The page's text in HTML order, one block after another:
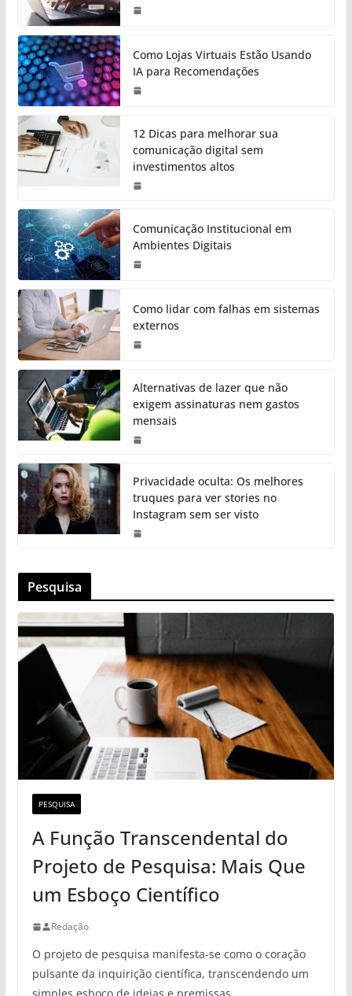
Como Lojas Virtuais Estão Usando
IA para Recomendações
12 Dicas para melhorar sua
comunicação digital sem
investimentos altos
Comunicação Institucional em
Ambientes Digitais
Como lidar com falhas em sistemas
externos
Alternativas de lazer que não
exigem assinaturas nem gastos
mensais
Privacidade oculta: Os melhores
truques para ver stories no
Instagram sem ser visto
Pesquisa
PESQUISA
A Função Transcendental do
Projeto de Pesquisa: Mais Que
um Esboço Científico
Redação
O projeto de pesquisa manifesta-se como o coração
pulsante da inquirição científica, transcendendo um